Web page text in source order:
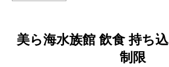
美ら海水族館 飲食 持ち
制限